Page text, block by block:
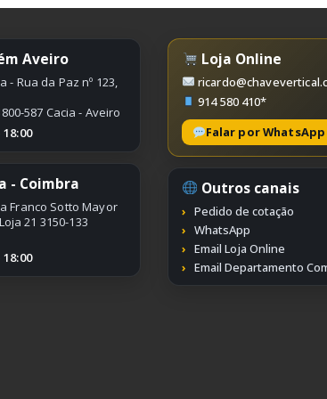
Aveiro
- Rua da Paz nº 123,
587 Cacia - Aveiro
- Coimbra
Franco Sotto Mayor
21 3150-133
Loja Online
914 580 410*
Falar por WhatsApp
Outros canais
Pedido de cotação
WhatsApp
Email Loja Online
Email Departamento